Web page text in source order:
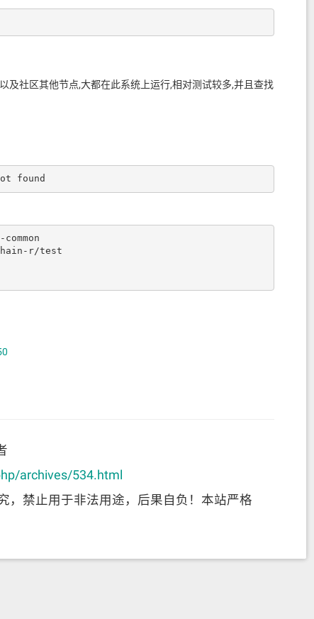
社区其他节点,大都在此系统上运行,相对测试较多,并且查找
found
r/test
archives/534.html
，禁止用于非法用途，后果自负！本站严格